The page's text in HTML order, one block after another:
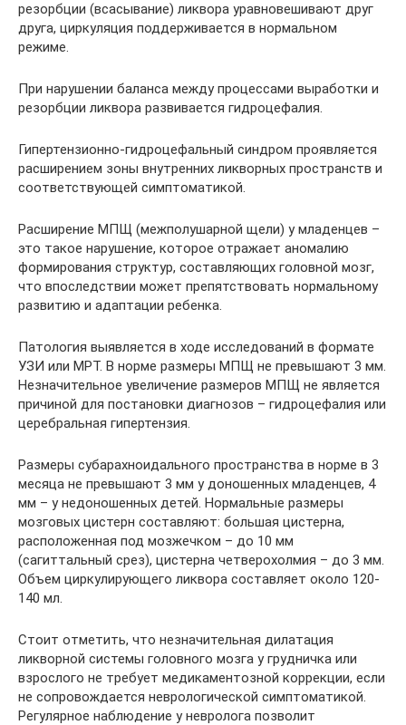
резорбции (всасывание) ликвора уравновешивают друг
друга, циркуляция поддерживается в нормальном
режиме.
При нарушении баланса между процессами выработки и
резорбции ликвора развивается гидроцефалия.
Гипертензионно-гидроцефальный синдром проявляется
расширением зоны внутренних ликворных пространств и
соответствующей симптоматикой.
Расширение МПЩ (межполушарной щели) у младенцев –
это такое нарушение, которое отражает аномалию
формирования структур, составляющих головной мозг,
что впоследствии может препятствовать нормальному
развитию и адаптации ребенка.
Патология выявляется в ходе исследований в формате
УЗИ или МРТ. В норме размеры МПЩ не превышают 3 мм.
Незначительное увеличение размеров МПЩ не является
причиной для постановки диагнозов – гидроцефалия или
церебральная гипертензия.
Размеры субарахноидального пространства в норме в 3
месяца не превышают 3 мм у доношенных младенцев, 4
мм – у недоношенных детей. Нормальные размеры
мозговых цистерн составляют: большая цистерна,
расположенная под мозжечком – до 10 мм
(сагиттальный срез), цистерна четверохолмия – до 3 мм.
Объем циркулирующего ликвора составляет около 120-
140 мл.
Стоит отметить, что незначительная дилатация
ликворной системы головного мозга у грудничка или
взрослого не требует медикаментозной коррекции, если
не сопровождается неврологической симптоматикой.
Регулярное наблюдение у невролога позволит